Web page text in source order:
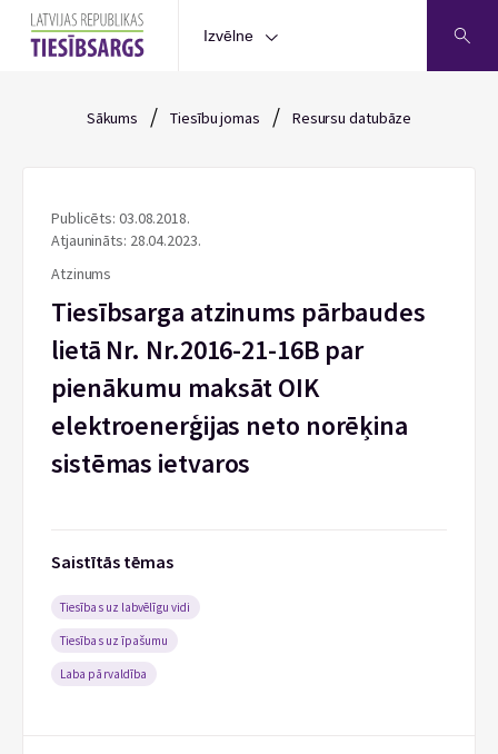
Izvēlne
Sākums / Tiesību jomas / Resursu datubāze
Publicēts: 03.08.2018.
Atjaunināts: 28.04.2023.
Atzinums
Tiesībsarga atzinums pārbaudes
lietā Nr. Nr.2016-21-16B par
pienākumu maksāt OIK
elektroenerģijas neto norēķina
sistēmas ietvaros
Saistītās tēmas
Tiesības uz labvēlīgu vidi
Tiesības uz īpašumu
Laba pārvaldība